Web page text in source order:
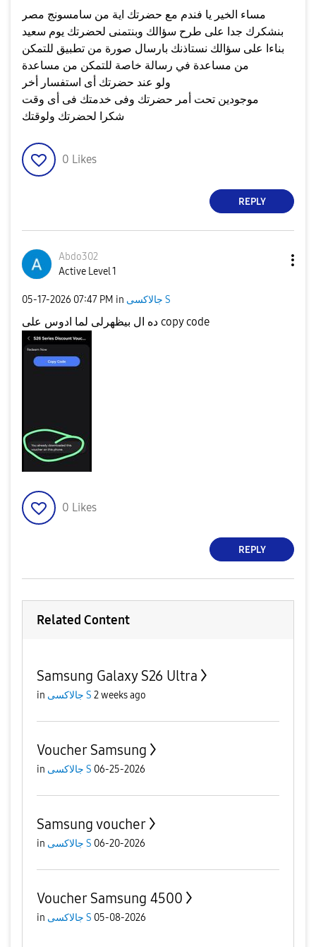
مساء الخير يا فندم مع حضرتك اية من سامسونج مصر
بنشكرك جدا على طرح سؤالك وبنتمنى لحضرتك يوم سعيد
بناءا على سؤالك نستاذنك بارسال صورة من تطبيق للتمكن
من مساعدة في رسالة خاصة للتمكن من مساعدة
ولو عند حضرتك أى استفسار أخر
موجودين تحت أمر حضرتك وفى خدمتك فى أى وقت
شكرا لحضرتك ولوقتك
0 Likes
REPLY
Abdo302
Active Level 1
‎05-17-2026 07:47 PM in جالاكسى S
ده ال بيظهرلى لما ادوس على copy code
0 Likes
REPLY
Related Content
Samsung Galaxy S26 Ultra
in جالاكسى S 2 weeks ago
Voucher Samsung
in جالاكسى S 06-25-2026
Samsung voucher
in جالاكسى S 06-20-2026
Voucher Samsung 4500
in جالاكسى S 05-08-2026